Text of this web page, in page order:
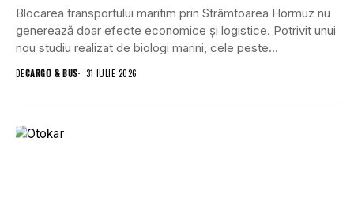
Blocarea transportului maritim prin Strâmtoarea Hormuz nu
generează doar efecte economice și logistice. Potrivit unui
nou studiu realizat de biologi marini, cele peste...
DECARGO & BUS 31 IULIE 2026